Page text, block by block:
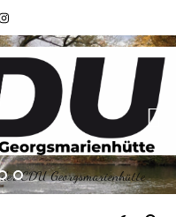
CDU Georgsmarienhütte